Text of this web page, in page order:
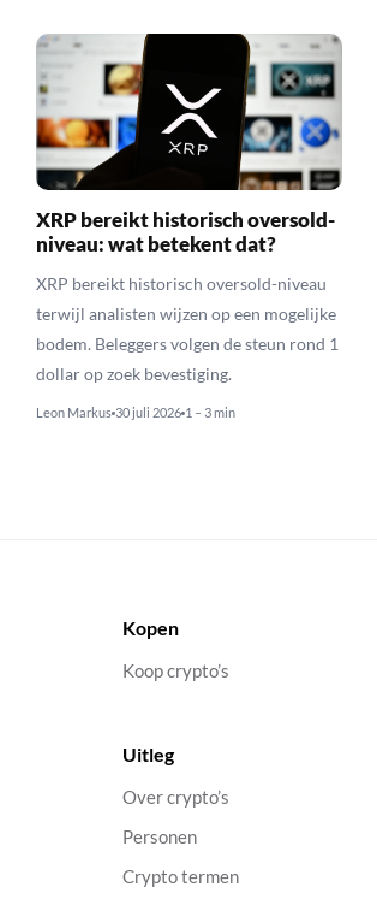
XRP bereikt historisch oversold-
niveau: wat betekent dat?
XRP bereikt historisch oversold-niveau
terwijl analisten wijzen op een mogelijke
bodem. Beleggers volgen de steun rond 1
dollar op zoek bevestiging.
Leon Markus 30 juli 2026 1 – 3 min
Kopen
Koop crypto’s
Uitleg
Over crypto’s
Personen
Crypto termen